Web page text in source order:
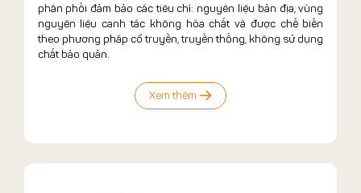
phân phối đảm bảo các tiêu chí: nguyên liệu bản địa, vùng
nguyên liệu canh tác không hóa chất và được chế biến
theo phương pháp cổ truyền, truyền thống, không sử dụng
chất bảo quản.
Xem thêm